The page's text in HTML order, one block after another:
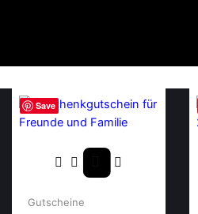
Save
Gutscheine